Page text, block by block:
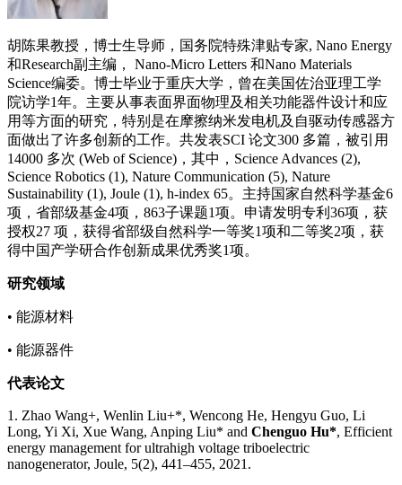
胡陈果教授，博士生导师，国务院特殊津贴专家, Nano Energy
和Research副主编， Nano-Micro Letters 和Nano Materials
Science编委。博士毕业于重庆大学，曾在美国佐治亚理工学
院访学1年。主要从事表面界面物理及相关功能器件设计和应
用等方面的研究，特别是在摩擦纳米发电机及自驱动传感器方
面做出了许多创新的工作。共发表SCI 论文300 多篇，被引用
14000 多次 (Web of Science)，其中，Science Advances (2),
Science Robotics (1), Nature Communication (5), Nature
Sustainability (1), Joule (1), h-index 65。主持国家自然科学基金6
项，省部级基金4项，863子课题1项。申请发明专利36项，获
授权27 项，获得省部级自然科学一等奖1项和二等奖2项，获
得中国产学研合作创新成果优秀奖1项。
研究领域
• 能源材料
• 能源器件
代表论文
1. Zhao Wang+, Wenlin Liu+*, Wencong He, Hengyu Guo, Li
Long, Yi Xi, Xue Wang, Anping Liu* and Chenguo Hu*, Efficient
energy management for ultrahigh voltage triboelectric
nanogenerator, Joule, 5(2), 441–455, 2021.